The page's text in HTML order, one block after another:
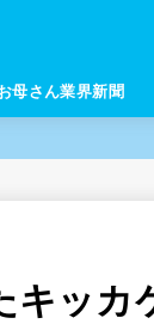
母さん業界新聞
キッカ